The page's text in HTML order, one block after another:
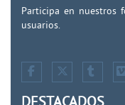
Participa en nuestros
usuarios.